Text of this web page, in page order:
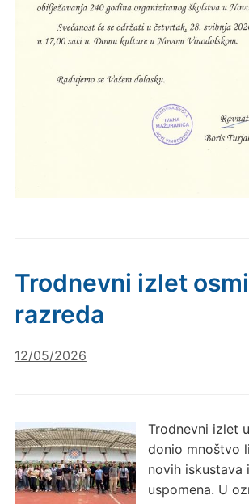
Trodnevni izlet
razreda
12/05/2026
Trodnevni izlet
donio mnoštvo
novih iskustava
uspomena. U